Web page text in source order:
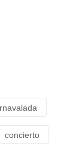
concierto